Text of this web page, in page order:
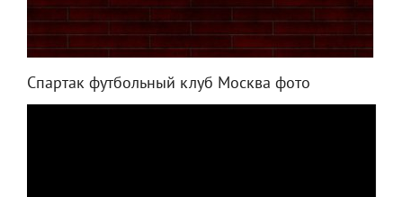
Спартак футбольный клуб Москва фото